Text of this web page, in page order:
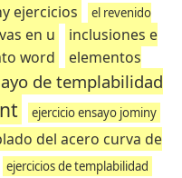
ejercicios
el revenido
en u
inclusiones e
word
elementos
de templabilidad
ejercicio ensayo jominy
del acero curva de
ejercicios de templabilidad